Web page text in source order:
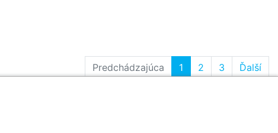
Predchádzajúca 1 2 3 Ďalší